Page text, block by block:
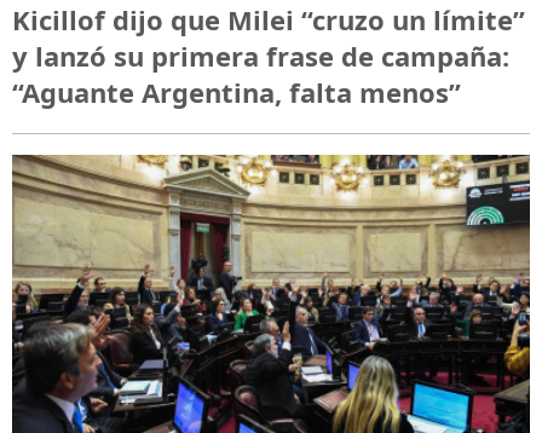
Kicillof dijo que Milei “cruzo un límite”
y lanzó su primera frase de campaña:
“Aguante Argentina, falta menos”